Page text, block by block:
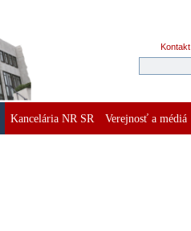
Kontakt
Kancelária NR SR Verejnosť a médiá